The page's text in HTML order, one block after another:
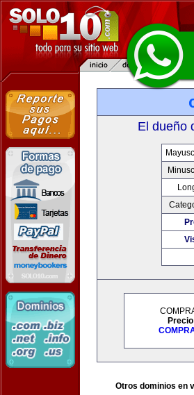
El dueño
Otros dominios en